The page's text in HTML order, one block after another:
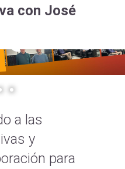
con José
a las
y
para